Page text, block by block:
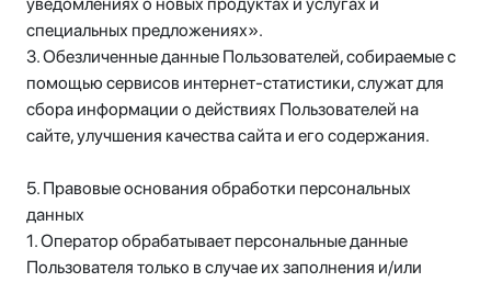
специальных предложениях».
3. Обезличенные данные Пользователей, собираемые с
помощью сервисов интернет-статистики, служат для
сбора информации о действиях Пользователей на
сайте, улучшения качества сайта и его содержания.
5. Правовые основания обработки персональных
данных
1. Оператор обрабатывает персональные данные
Пользователя только в случае их заполнения и/или